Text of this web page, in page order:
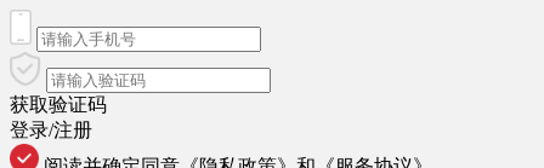
获取验证码
登录/注册